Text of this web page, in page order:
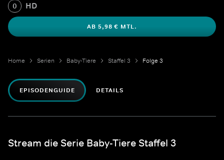
0 HD
AB 5,98 € MTL.
Home Serien Baby-Tiere Staffel 3 Folge 3
EPISODENGUIDE DETAILS
Stream die Serie Baby-Tiere Staffel 3